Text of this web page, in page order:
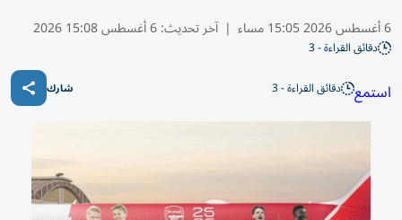
6 أغسطس 2026 15:05 مساء | آخر تحديث:6 أغسطس 15:08 2026
دقائق القراءة - 3
استمع دقائق القراءة - 3 شارك